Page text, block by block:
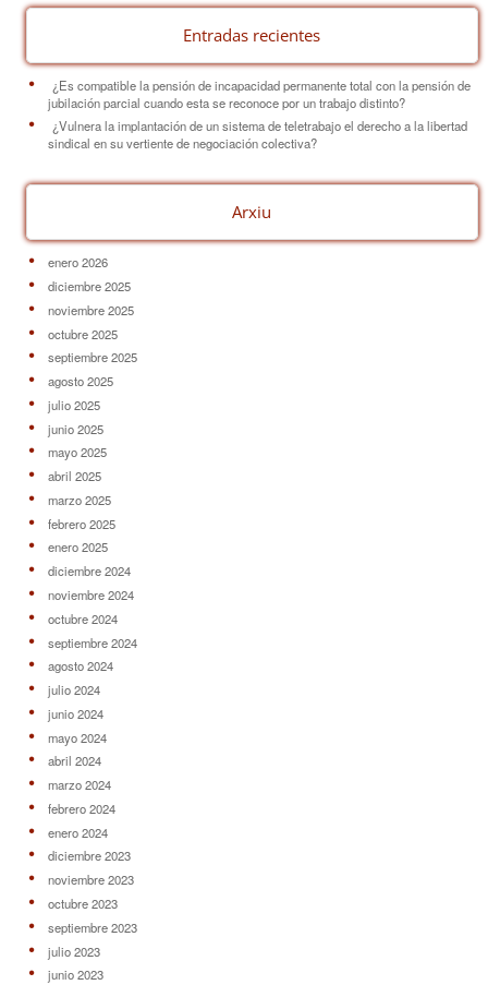
Entradas recientes
¿Es compatible la pensión de incapacidad permanente total con la pensión de
jubilación parcial cuando esta se reconoce por un trabajo distinto?
¿Vulnera la implantación de un sistema de teletrabajo el derecho a la libertad
sindical en su vertiente de negociación colectiva?
Arxiu
enero 2026
diciembre 2025
noviembre 2025
octubre 2025
septiembre 2025
agosto 2025
julio 2025
junio 2025
mayo 2025
abril 2025
marzo 2025
febrero 2025
enero 2025
diciembre 2024
noviembre 2024
octubre 2024
septiembre 2024
agosto 2024
julio 2024
junio 2024
mayo 2024
abril 2024
marzo 2024
febrero 2024
enero 2024
diciembre 2023
noviembre 2023
octubre 2023
septiembre 2023
julio 2023
junio 2023